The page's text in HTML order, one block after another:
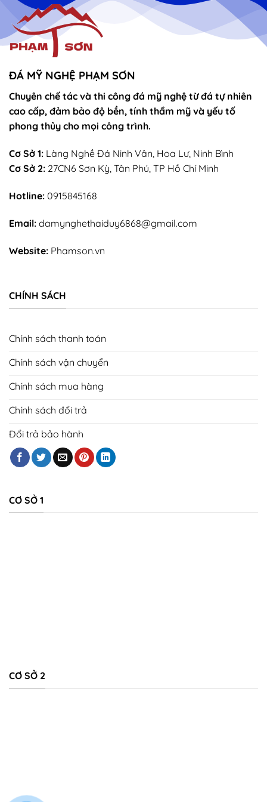
ĐÁ MỸ NGHỆ PHẠM SƠN
Chuyên chế tác và thi công đá mỹ nghệ từ đá tự nhiên
cao cấp, đảm bảo độ bền, tính thẩm mỹ và yếu tố
phong thủy cho mọi công trình.
Cơ Sở 1: Làng Nghề Đá Ninh Vân, Hoa Lư, Ninh Bình
Cơ Sở 2: 27CN6 Sơn Kỳ, Tân Phú, TP Hồ Chí Minh
Hotline: 0915845168
Email: damynghethaiduy6868@gmail.com
Website: Phamson.vn
CHÍNH SÁCH
Chính sách thanh toán
Chính sách vận chuyển
Chính sách mua hàng
Chính sách đổi trả
Đổi trả bảo hành
CƠ SỞ 1
CƠ SỞ 2